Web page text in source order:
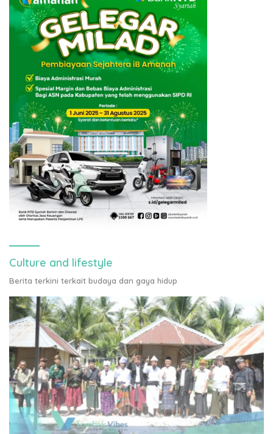
Culture and lifestyle
Berita terkini terkait budaya dan gaya hidup